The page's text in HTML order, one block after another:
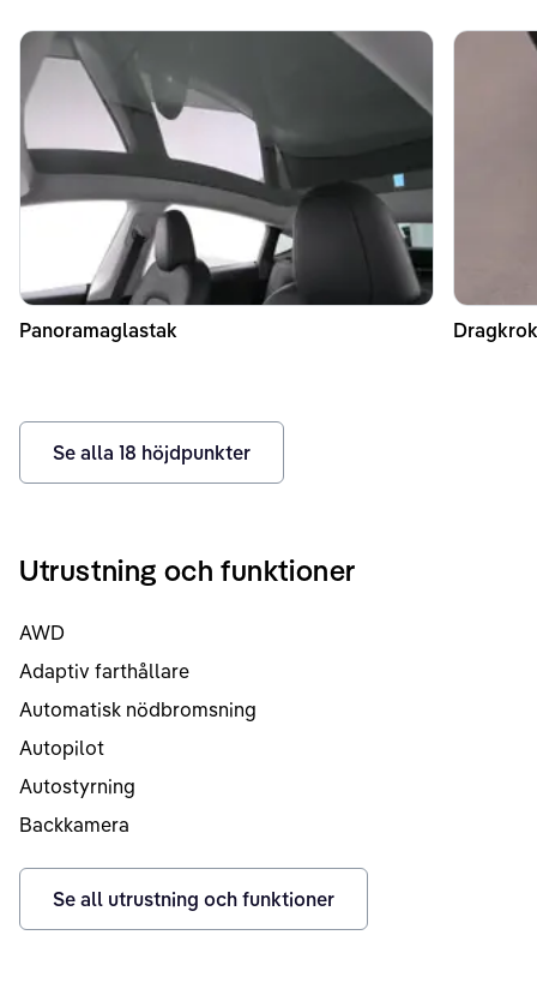
Panoramaglastak
Se alla 18 höjdpunkter
Utrustning och funktioner
AWD
Adaptiv farthållare
Automatisk nödbromsning
Autopilot
Autostyrning
Backkamera
Se all utrustning och funktioner